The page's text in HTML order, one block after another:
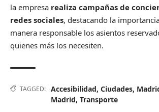
la empresa realiza campañas de
redes sociales, destacando la
manera responsable los asientos
quienes más los necesiten.
TAGGED: Accesibilidad, Ciudades,
Madrid, Transporte